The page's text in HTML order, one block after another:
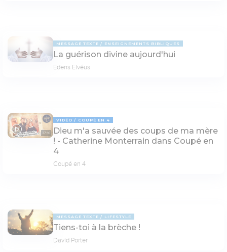
MESSAGE TEXTE ENSEIGNEMENTS BIBLIQUES
La guérison divine aujourd'hui
Edens Elvéus
37:16
VIDÉO COUPÉ EN 4
Dieu m'a sauvée des coups de ma mère
! - Catherine Monterrain dans Coupé en
4
Coupé en 4
MESSAGE TEXTE LIFESTYLE
Tiens-toi à la brèche !
David Porter